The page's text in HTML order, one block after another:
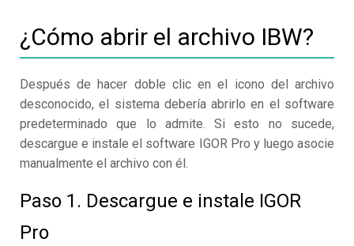
¿Cómo abrir el archivo IBW?
Después de hacer doble clic en el icono del archivo
desconocido, el sistema debería abrirlo en el software
predeterminado que lo admite. Si esto no sucede,
descargue e instale el software IGOR Pro y luego asocie
manualmente el archivo con él.
Paso 1. Descargue e instale IGOR
Pro